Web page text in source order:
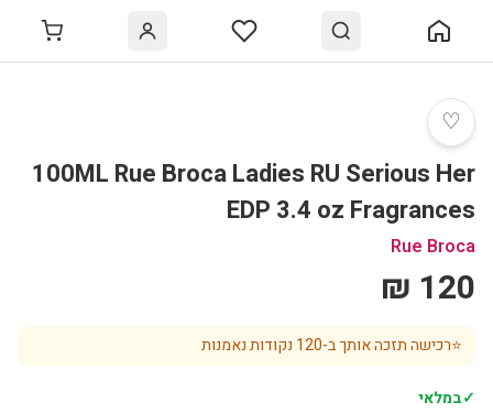
♡
100ML Rue Broca Ladies RU Serious Her
EDP 3.4 oz Fragrances
Rue Broca
120 ₪
⭐רכישה תזכה אותך ב-120 נקודות נאמנות
✓במלאי